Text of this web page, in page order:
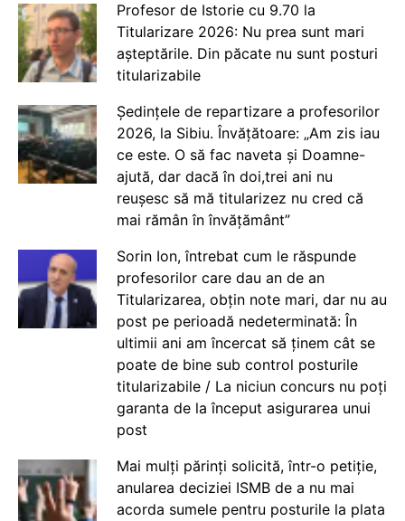
Profesor de Istorie cu 9.70 la
Titularizare 2026: Nu prea sunt mari
așteptările. Din păcate nu sunt posturi
titularizabile
Ședințele de repartizare a profesorilor
2026, la Sibiu. Învățătoare: „Am zis iau
ce este. O să fac naveta și Doamne-
ajută, dar dacă în doi,trei ani nu
reușesc să mă titularizez nu cred că
mai rămân în învățământ”
Sorin Ion, întrebat cum le răspunde
profesorilor care dau an de an
Titularizarea, obțin note mari, dar nu au
post pe perioadă nedeterminată: În
ultimii ani am încercat să ținem cât se
poate de bine sub control posturile
titularizabile / La niciun concurs nu poți
garanta de la început asigurarea unui
post
Mai mulți părinți solicită, într-o petiție,
anularea deciziei ISMB de a nu mai
acorda sumele pentru posturile la plata